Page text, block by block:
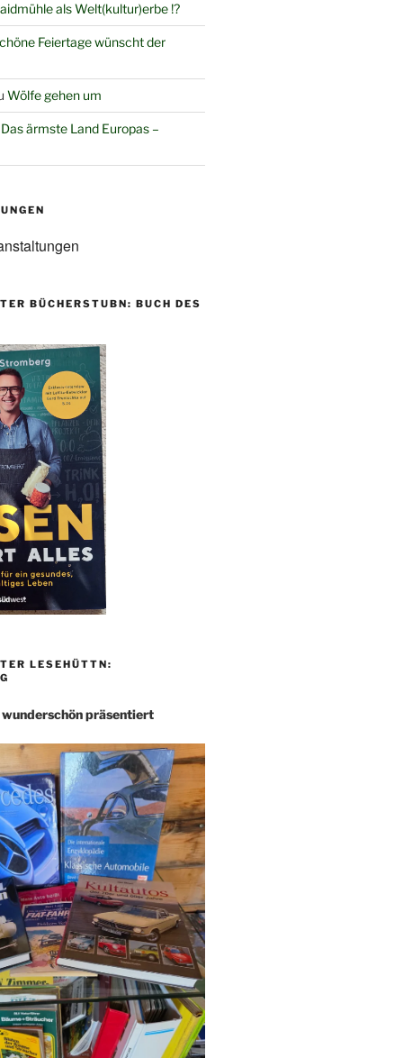
als Welt(kultur)erbe !?
Feiertage wünscht der
Wölfe gehen um
Das ärmste Land Europas –
BÜCHERSTUBN: BUCH DES
LESEHÜTTN:
präsentiert